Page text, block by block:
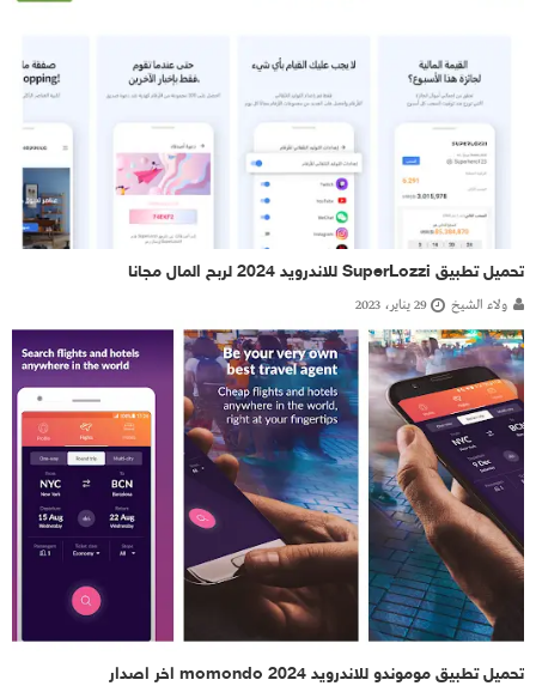
تحميل تطبيق SuperLozzi للاندرويد 2024 لربح المال مجانا
ولاء الشيخ 29 يناير، 2023
تحميل تطبيق موموندو للاندرويد momondo 2024 اخر اصدار